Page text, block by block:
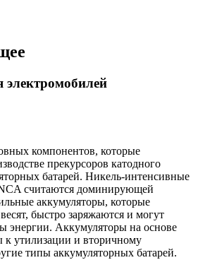
электромобилей
компонентов, которые
прекурсоров катодного
батарей. Никель-интенсивные
считаются доминирующей
аккумуляторы, которые
быстро заряжаются и могут
энергии. Аккумуляторы на основе
к утилизации и вторичному
типы аккумуляторных батарей.